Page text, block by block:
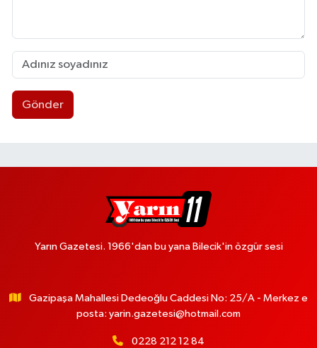
Gönder
Yarın Gazetesi. 1966'dan bu yana Bilecik'in özgür sesi
Gazipaşa Mahallesi Dedeoğlu Caddesi No: 25/A - Merkez e
posta: yarin.gazetesi@hotmail.com
0228 212 12 84